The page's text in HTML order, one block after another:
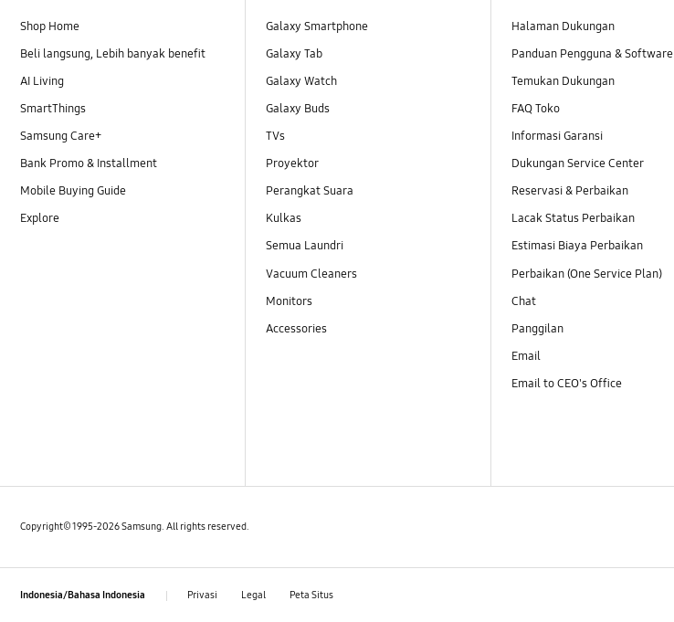
Shop Home
Beli langsung, Lebih banyak benefit
AI Living
SmartThings
Samsung Care+
Bank Promo & Installment
Mobile Buying Guide
Explore
Galaxy Smartphone
Galaxy Tab
Galaxy Watch
Galaxy Buds
TVs
Proyektor
Perangkat Suara
Kulkas
Semua Laundri
Vacuum Cleaners
Monitors
Accessories
Halaman Dukungan
Panduan Pengguna & Software
Temukan Dukungan
FAQ Toko
Informasi Garansi
Dukungan Service Center
Reservasi & Perbaikan
Lacak Status Perbaikan
Estimasi Biaya Perbaikan
Perbaikan (One Service Plan)
Chat
Panggilan
Email
Email to CEO's Office
Copyright© 1995-2026 Samsung. All rights reserved.
Indonesia/Bahasa Indonesia Privasi Legal Peta Situs